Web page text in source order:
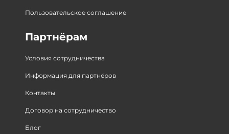
Пользовательское соглашение
Партнёрам
Условия сотрудничества
Информация для партнёров
Контакты
Договор на сотрудничество
Блог